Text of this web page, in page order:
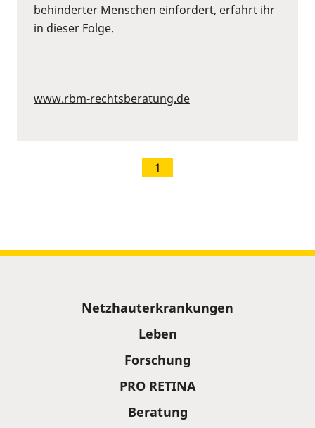
behinderter Menschen einfordert, erfahrt ihr
in dieser Folge.
www.rbm-rechtsberatung.de
1
Netzhauterkrankungen
Leben
Forschung
PRO RETINA
Beratung